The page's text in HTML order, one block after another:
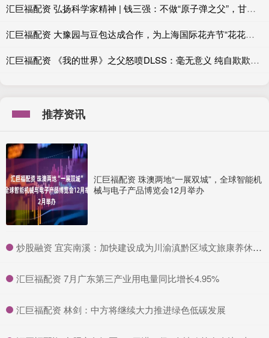
汇巨福配资 弘扬科学家精神 | 钱三强：不做“原子弹之父”，甘为“铺路石”
汇巨福配资 大豫园与豆包达成合作，为上海国际花卉节“花花大豫园”提供AI解说服务
汇巨福配资 《我的世界》之父怒喷DLSS：毫无意义 纯自欺欺人！
推荐资讯
汇巨福配资 珠澳两地“一展双城”，全球智能机
械与电子产品博览会12月举办
​炒股融资 宜宾南溪：加快建设成为川渝滇黔区域文旅康养休闲旅游目的地
​汇巨福配资 7月广东第三产业用电量同比增长4.95%
​汇巨福配资 林剑：中方将继续大力推进绿色低碳发展